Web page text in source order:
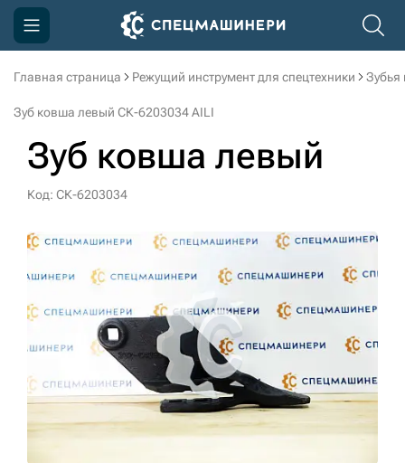
Главная страница Режущий инструмент для спецтехники Зубья
Зуб ковша левый СК-6203034 AILI
Зуб ковша левый
Код: СК-6203034
Компания
Доставка и оплата
Информация
Контакты
3D тур по производству
3D тур по складам
sksale@skdst.ru
+7 (499) 394-50-93